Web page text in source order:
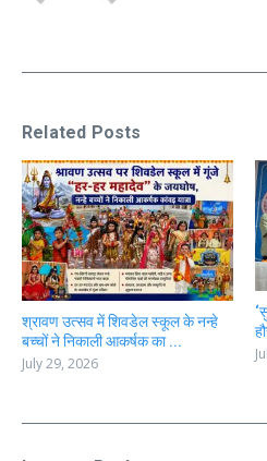
Related Posts
श्रावण उत्सव में शिवडेल स्कूल के नन्हे
बच्चों ने निकाली आकर्षक का ...
July 29, 2026